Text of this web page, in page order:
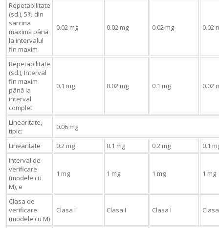
Repetabilitate
(sd.), 5% din
sarcina
maximă până
la intervalul
fin maxim
0.02 mg 0.02 mg 0.02 mg 0.02
Repetabilitate
(sd.), Interval
fin maxim
până la
interval
complet
0.1 mg 0.02 mg 0.1 mg 0.02
Linearitate,
tipic:
0.06 mg
Linearitate 0.2 mg 0.1 mg 0.2 mg
0.1
Interval de
verificare
(modele cu
M), e
1 mg 1 mg 1 mg 1 mg
Clasa de
verificare
(modele cu M)
Clasa I Clasa I Clasa I